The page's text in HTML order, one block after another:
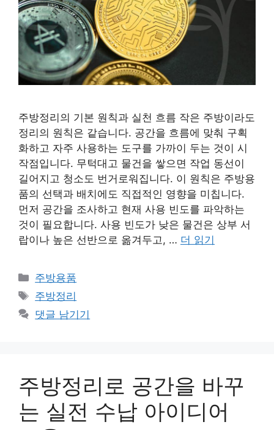
주방정리의 기본 원칙과 실천 흐름 작은 주방이라도
정리의 원칙은 같습니다. 공간을 흐름에 맞춰 구획
화하고 자주 사용하는 도구를 가까이 두는 것이 시
작점입니다. 무턱대고 물건을 쌓으면 작업 동선이
길어지고 청소도 번거로워집니다. 이 원칙은 주방용
품의 선택과 배치에도 직접적인 영향을 미칩니다.
먼저 공간을 조사하고 현재 사용 빈도를 파악하는
것이 필요합니다. 사용 빈도가 낮은 물건은 상부 서
랍이나 높은 선반으로 옮겨두고, … 더 읽기
카
테
리
주방용품
태
그
주방정리
댓글 남기기
주방정리로 공간을 바꾸
는 실전 수납 아이디어